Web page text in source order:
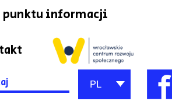
punktu informacji
PL